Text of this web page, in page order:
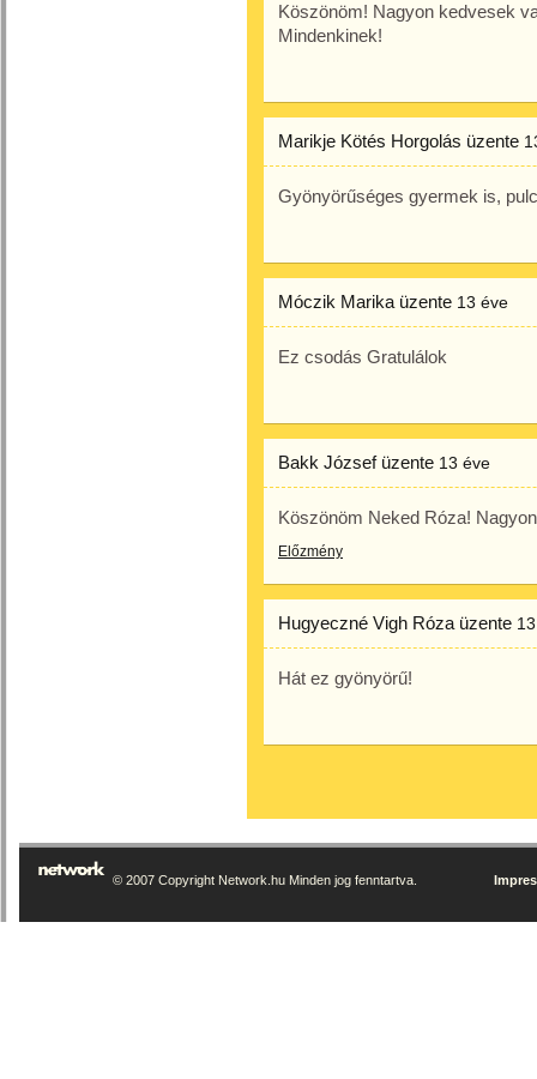
Köszönöm! Nagyon kedvesek
Mindenkinek!
Marikje Kötés Horgolás üzente
Gyönyörűséges gyermek is,
Móczik Marika üzente 13 éve
Ez csodás Gratulálok
Bakk Józsefüzente 13 éve
Köszönöm Neked Róza!
Előzmény
Hugyeczné Vigh Róza üzente
Hát ez gyönyörű!
© 2007 Copyright Network.hu Minden jog fenntartva.